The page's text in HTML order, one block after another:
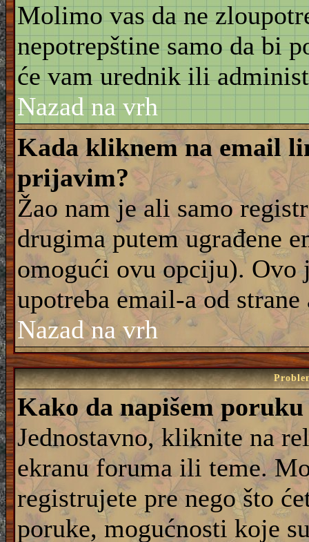
Molimo vas da ne
nepotrepštine samo da bi
će vam urednik ili
Nazad na vrh
Kada kliknem na email
prijavim?
Žao nam je ali samo
drugima putem ugrađene
omogući ovu opciju). Ovo
upotreba email-a od
Nazad na vrh
Kako da napišem
Jednostavno, kliknite na
ekranu foruma ili teme.
registrujete pre nego što
poruke, mogućnosti koje